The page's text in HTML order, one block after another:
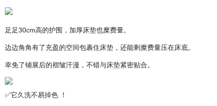
足足30cm高的护围，加厚床垫也糜费量。
边边角角有了充盈的空间包裹住床垫，还能剩糜费量压在床底。
幸免了铺展后的褶皱汗漫，不错与床垫紧密贴合。
✅它久洗不易掉色 ！